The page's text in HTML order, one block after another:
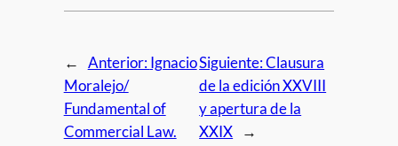
← Anterior:Ignacio
Moralejo/
Fundamental of
Commercial Law.
Siguiente:Clausura
de la edición XXVIII
y apertura de la
XXIX
→